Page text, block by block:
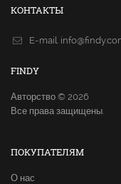
КОНТАКТЫ
E-mail.
FINDY
Авторство © 2026
Все права защищены.
ПОКУПАТЕЛЯМ
О нас